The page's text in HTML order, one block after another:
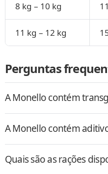
8 kg – 10 kg
11 kg – 12 kg
Perguntas
A Monello contém
A Monello contém
Quais são as rações